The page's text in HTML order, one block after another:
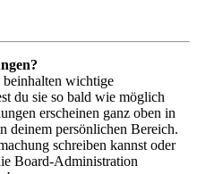
wichtige
du sie so bald wie möglich
erscheinen ganz oben in
deinem persönlichen Bereich.
schreiben kannst oder
Board-Administration